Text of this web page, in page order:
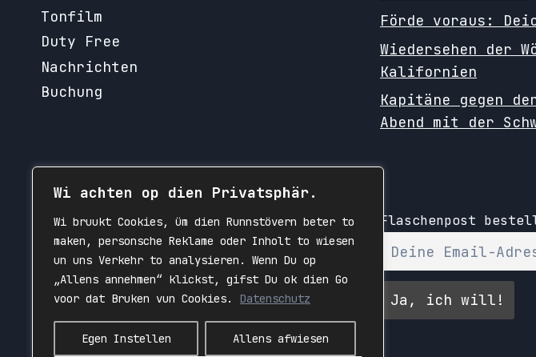
Wi achten op dien Privatsphär.
Wi bruukt Cookies, üm dien Runnstövern beter to
maken, personsche Reklame oder Inholt to wiesen
un uns Verkehr to analysieren. Wenn Du op
„Allens annehmen“ klickst, gifst Du ok dien Go
voor dat Bruken vun Cookies.
Datenschutz
Egen Instellen Allens afwiesen
Tonfilm
Duty Free
Nachrichten
Buchung
Förde voraus:
Wiedersehen der
Kalifornien
Kapitäne gegen
Abend mit der
Flaschenpost